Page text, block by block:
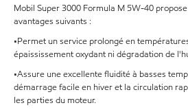
Mobil Super 3000 Formula M 5W-40
avantages suivants :
•Permet un service prolongé en
épaississement oxydant ni dégradation de
•Assure une excellente fluidité à basses
démarrage facile en hiver et la circulation
les parties du moteur.